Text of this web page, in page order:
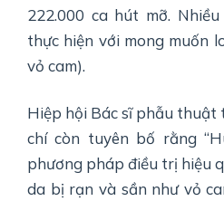
222.000 ca hút mỡ.
thực hiện với mong muốn
vỏ cam).
Hiệp hội Bác sĩ phẫu thuật
chí còn tuyên bố rằng
phương pháp điều trị hiệu
da bị rạn và sần như vỏ